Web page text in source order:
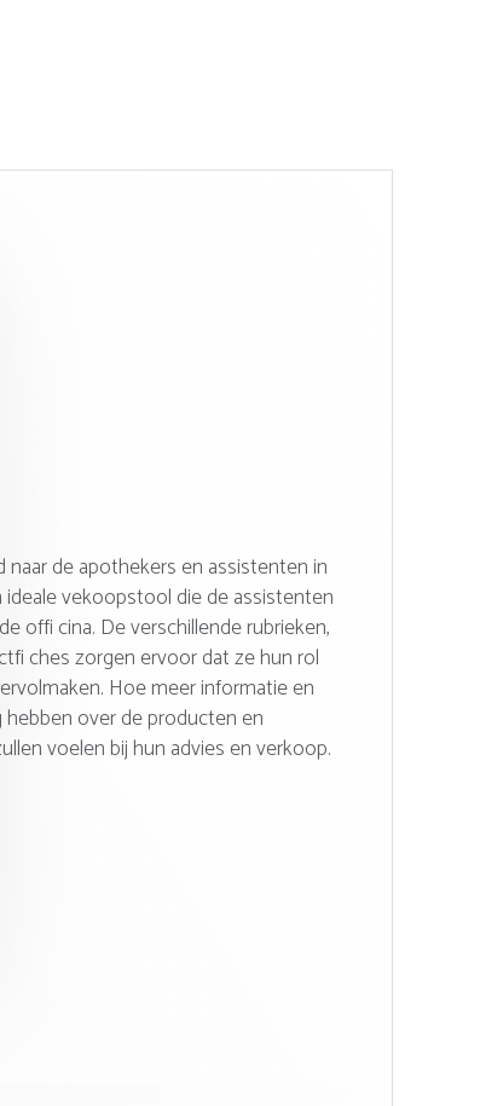
de apothekers en assistenten in
vekoopstool die de assistenten
offi cina. De verschillende rubrieken,
ches zorgen ervoor dat ze hun rol
Hoe meer informatie en
over de producten en
voelen bij hun advies en verkoop.